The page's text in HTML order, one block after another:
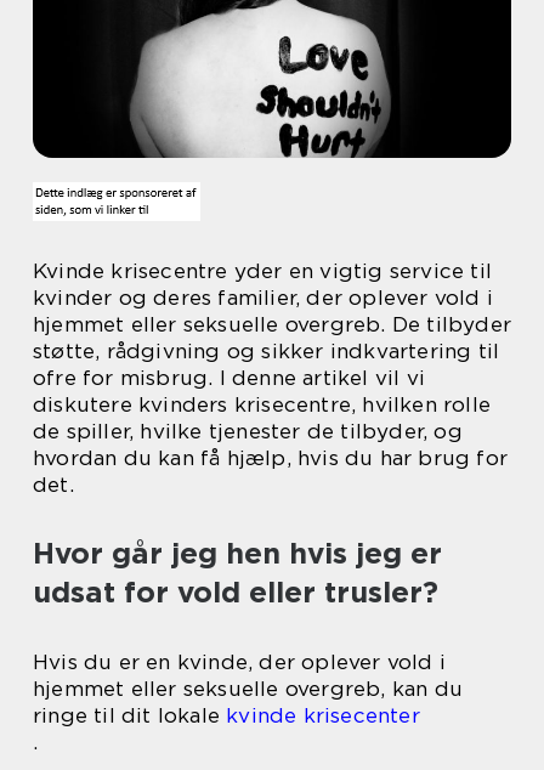
Kvinde krisecentre yder en vigtig service til
kvinder og deres familier, der oplever vold i
hjemmet eller seksuelle overgreb. De tilbyder
støtte, rådgivning og sikker indkvartering til
ofre for misbrug. I denne artikel vil vi
diskutere kvinders krisecentre, hvilken rolle
de spiller, hvilke tjenester de tilbyder, og
hvordan du kan få hjælp, hvis du har brug for
det.
Hvor går jeg hen hvis jeg er
udsat for vold eller trusler?
Hvis du er en kvinde, der oplever vold i
hjemmet eller seksuelle overgreb, kan du
ringe til dit lokale kvinde krisecenter
.